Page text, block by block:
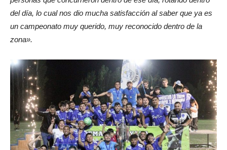
del día, lo cual nos dio mucha satisfacción al saber que ya es
un campeonato muy querido, muy reconocido dentro de la
zona».